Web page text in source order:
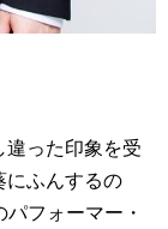
った印象を受
にふんするの
フォーマー・